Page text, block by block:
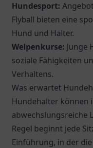
Hundesport:
Flyball bieten eine
Hund und Halter.
Welpenkurse: Junge
soziale Fähigkeiten
Verhaltens.
Was erwartet
Hundehalter können
abwechslungsreiche
Regel beginnt jede
Einführung, in der